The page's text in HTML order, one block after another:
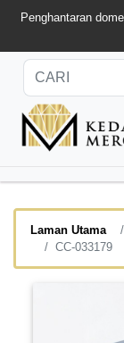
Penghantaran
Laman Utama
CC-033179